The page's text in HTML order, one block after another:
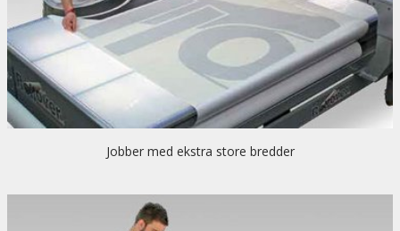
Jobber med ekstra store bredder